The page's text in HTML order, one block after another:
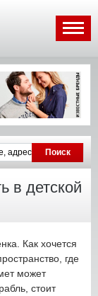
в детской
Как хочется
где
может
стоит